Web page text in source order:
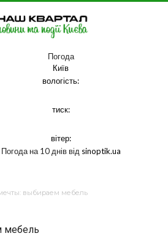
Погода
Київ
вологість:
тиск:
вітер:
Погода на 10 днів від sinoptik.ua
выбираем мебель
мебель